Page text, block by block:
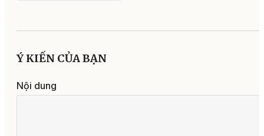
Ý KIẾN CỦA BẠN
Nội dung